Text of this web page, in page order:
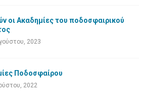
οι Ακαδημίες του ποδοσφαιρικού
2023
Ποδοσφαίρου
2022